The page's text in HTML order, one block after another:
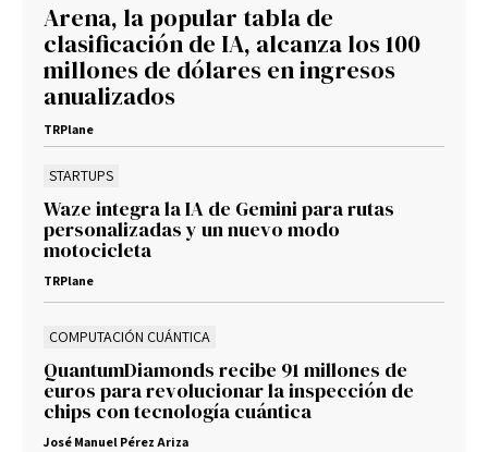
Arena, la popular tabla de
clasificación de IA, alcanza los 100
millones de dólares en ingresos
anualizados
TRPlane
STARTUPS
Waze integra la IA de Gemini para rutas
personalizadas y un nuevo modo
motocicleta
TRPlane
COMPUTACIÓN CUÁNTICA
QuantumDiamonds recibe 91 millones de
euros para revolucionar la inspección de
chips con tecnología cuántica
José Manuel Pérez Ariza